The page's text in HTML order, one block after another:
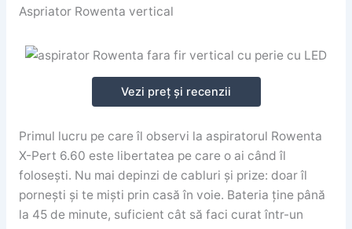
Aspriator Rowenta vertical
Vezi preț și recenzii
Primul lucru pe care îl observi la aspiratorul Rowenta
X-Pert 6.60 este libertatea pe care o ai când îl
folosești. Nu mai depinzi de cabluri și prize: doar îl
pornești și te miști prin casă în voie. Bateria ține până
la 45 de minute, suficient cât să faci curat într-un